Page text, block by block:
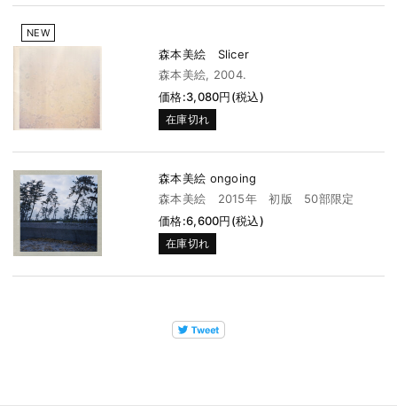
NEW
森本美絵 Slicer
森本美絵, 2004.
価格:3,080円(税込)
在庫切れ
森本美絵 ongoing
森本美絵 2015年 初版 50部限定
価格:6,600円(税込)
在庫切れ